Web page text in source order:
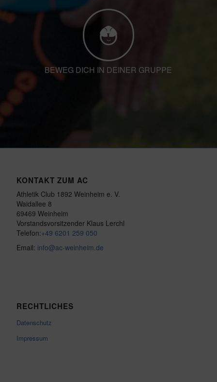
BEWEG DICH IN DEINER GRUPPE
KONTAKT ZUM AC
Athletik Club 1892 Weinheim e. V.
Waidallee 8
69469 Weinheim
Vorstandsvorsitzender Klaus Lerchl
Telefon:+49 6201 259 050
Email: info@ac-weinheim.de
RECHTLICHES
Datenschutz
Impressum